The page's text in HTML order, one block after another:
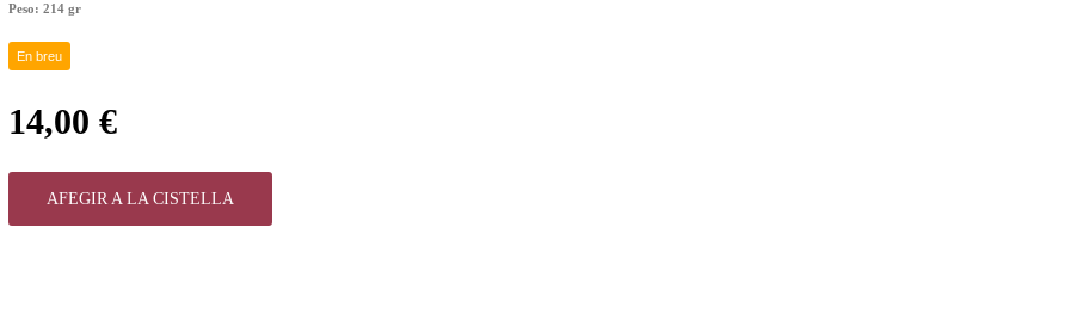
Peso:214 gr
En breu
14,00 €
AFEGIR A LA CISTELLA